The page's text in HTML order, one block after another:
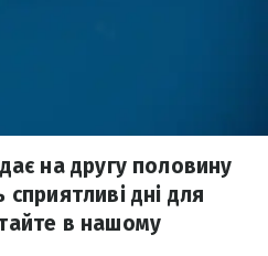
на другу половину
дні для
в нашому